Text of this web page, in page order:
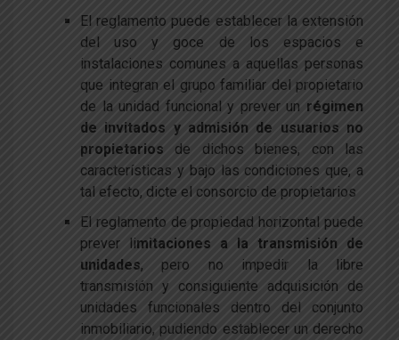
El reglamento puede establecer la extensión
del uso y goce de los espacios e
instalaciones comunes a aquellas personas
que integran el grupo familiar del propietario
de la unidad funcional y prever un régimen
de invitados y admisión de usuarios no
propietarios de dichos bienes, con las
características y bajo las condiciones que, a
tal efecto, dicte el consorcio de propietarios
El reglamento de propiedad horizontal puede
prever limitaciones a la transmisión de
unidades, pero no impedir la libre
transmisión y consiguiente adquisición de
unidades funcionales dentro del conjunto
inmobiliario, pudiendo establecer un derecho